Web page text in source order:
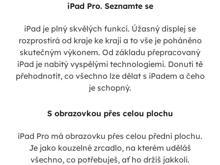
iPad Pro. Seznamte se
iPad je plný skvělých funkcí. Úžasný displej se
rozprostírá od kraje ke kraji a to vše je poháněno
skutečným výkonem. Od základu přepracovaný
iPad je nabitý vyspělými technologiemi. Donutí tě
přehodnotit, co všechno lze dělat s iPadem a čeho
je schopný.
S obrazovkou přes celou plochu
iPad Pro má obrazovku přes celou přední plochu.
Je jako kouzelné zrcadlo, na kterém uděláš
všechno, co potřebuješ, ať ho držíš jakkoli.